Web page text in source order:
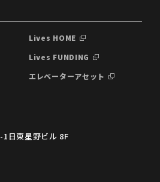
Lives HOME
Lives FUNDING
エレベーターアセット
日東星野ビル 8F